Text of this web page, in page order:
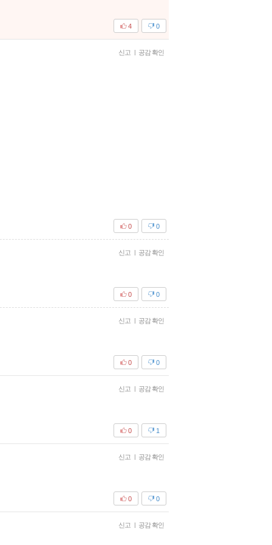
0
4
신고 | 공감 확인
0
0
신고 | 공감 확인
0
0
신고 | 공감 확인
0
0
신고 | 공감 확인
1
0
신고 | 공감 확인
0
0
신고 | 공감 확인